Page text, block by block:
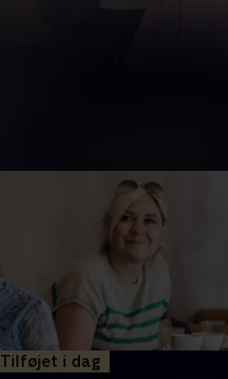
Tilføjet i dag